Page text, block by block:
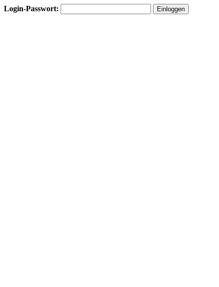
Login-Passwort: